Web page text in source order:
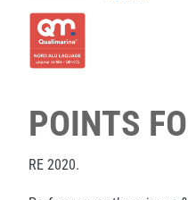
POINTS
RE 2020.